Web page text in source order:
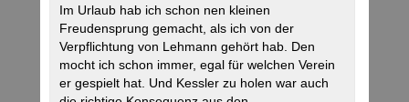
Im Urlaub hab ich schon nen kleinen
Freudensprung gemacht, als ich von der
Verpflichtung von Lehmann gehört hab. Den
mocht ich schon immer, egal für welchen Verein
er gespielt hat. Und Kessler zu holen war auch